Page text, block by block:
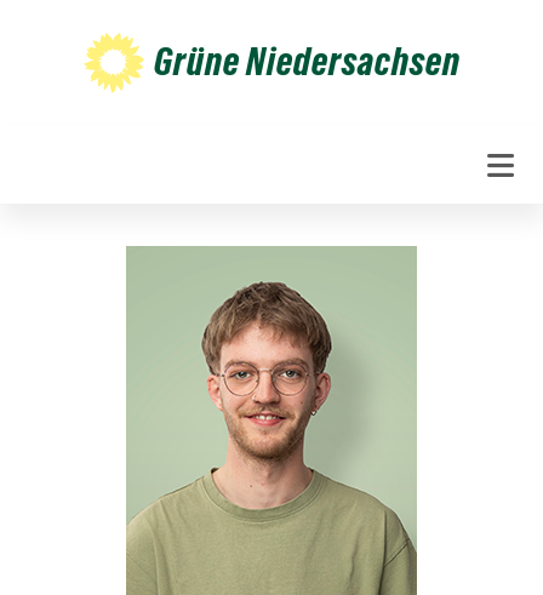
Grüne Niedersachsen